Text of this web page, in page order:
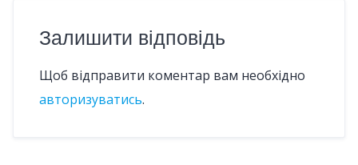
Залишити відповідь
Щоб відправити коментар вам необхідно
авторизуватись.